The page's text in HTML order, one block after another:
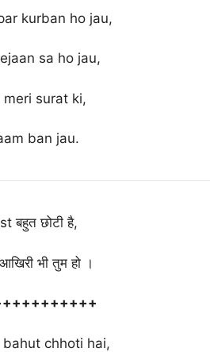
kurban ho jau,
sa ho jau,
surat ki,
ban jau.
बहुत छोटी है,
भी तुम हो ।
chhoti hai,